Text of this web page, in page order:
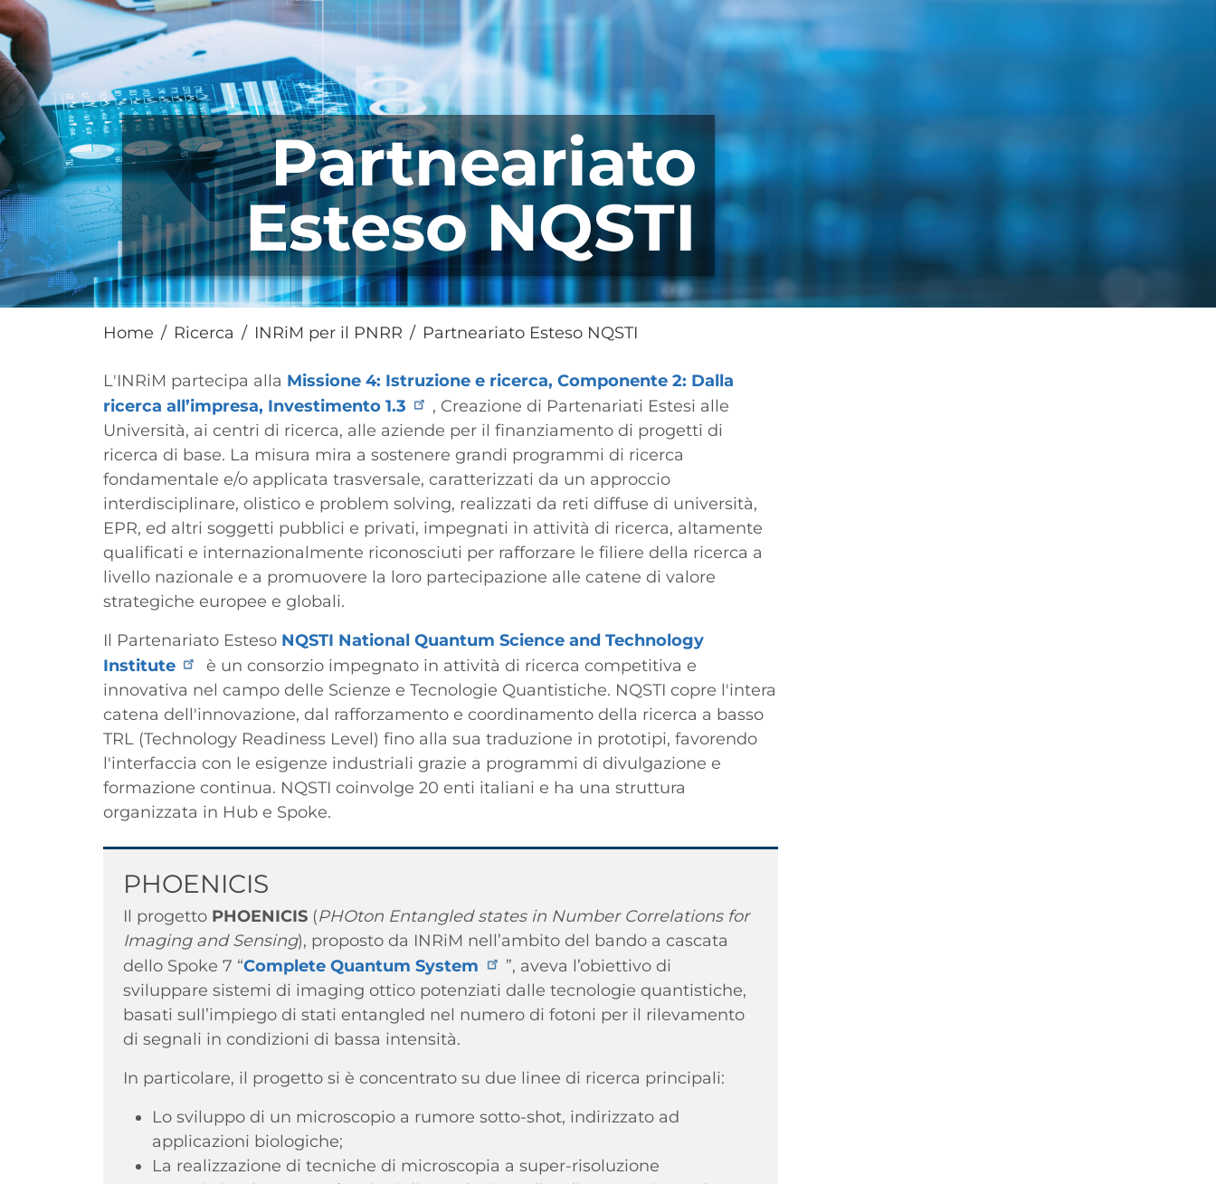
Partneariato
Esteso NQSTI
Home Ricerca INRiM per il PNRR Partneariato Esteso NQSTI
Paragrafo
L'INRiM partecipa alla Missione 4: Istruzione e ricerca, Componente 2: Dalla
ricerca all’impresa, Investimento 1.3
, Creazione di Partenariati Estesi alle
Università, ai centri di ricerca, alle aziende per il finanziamento di progetti di
ricerca di base. La misura mira a sostenere grandi programmi di ricerca
fondamentale e/o applicata trasversale, caratterizzati da un approccio
interdisciplinare, olistico e problem solving, realizzati da reti diffuse di università,
EPR, ed altri soggetti pubblici e privati, impegnati in attività di ricerca, altamente
qualificati e internazionalmente riconosciuti per rafforzare le filiere della ricerca a
livello nazionale e a promuovere la loro partecipazione alle catene di valore
strategiche europee e globali.
Il Partenariato Esteso NQSTI National Quantum Science and Technology
Institute
è un consorzio impegnato in attività di ricerca competitiva e
innovativa nel campo delle Scienze e Tecnologie Quantistiche. NQSTI copre l'intera
catena dell'innovazione, dal rafforzamento e coordinamento della ricerca a basso
TRL (Technology Readiness Level) fino alla sua traduzione in prototipi, favorendo
l'interfaccia con le esigenze industriali grazie a programmi di divulgazione e
formazione continua. NQSTI coinvolge 20 enti italiani e ha una struttura
organizzata in Hub e Spoke.
Titolo
PHOENICIS
Il progetto PHOENICIS (PHOton Entangled states in Number Correlations for
Imaging and Sensing), proposto da INRiM nell’ambito del bando a cascata
dello Spoke 7 “Complete Quantum System
”, aveva l’obiettivo di
sviluppare sistemi di imaging ottico potenziati dalle tecnologie quantistiche,
basati sull’impiego di stati entangled nel numero di fotoni per il rilevamento
di segnali in condizioni di bassa intensità.
In particolare, il progetto si è concentrato su due linee di ricerca principali:
Lo sviluppo di un microscopio a rumore sotto-shot, indirizzato ad
applicazioni biologiche;
La realizzazione di tecniche di microscopia a super-risoluzione